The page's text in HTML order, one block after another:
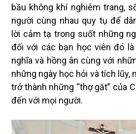
bầu không khí nghiêm trang,
người cùng nhau quy tụ để
lời cảm tạ trong suốt những
đối với các bạn học viên đó
nghĩa và hồng ân cùng với
những ngày học hỏi và tích lũy,
trở thành những “thợ găt” của
đến với mọi người.